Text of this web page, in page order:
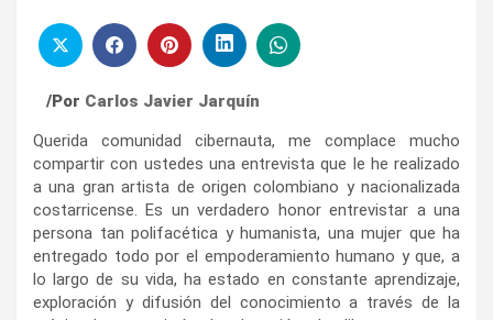
/Por Carlos Javier Jarquín
Querida comunidad cibernauta, me complace mucho
compartir con ustedes una entrevista que le he realizado
a una gran artista de origen colombiano y nacionalizada
costarricense. Es un verdadero honor entrevistar a una
persona tan polifacética y humanista, una mujer que ha
entregado todo por el empoderamiento humano y que, a
lo largo de su vida, ha estado en constante aprendizaje,
exploración y difusión del conocimiento a través de la